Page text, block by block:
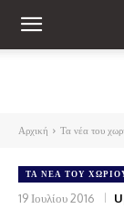
Αρχική Τα νέα του
ΤΑ ΝΈΑ ΤΟΥ
19 Ιουλίου 2016